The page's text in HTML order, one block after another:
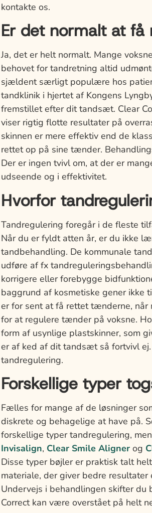
kontakte os.
Er det normalt at
Ja, det er helt normalt. Mange
behovet for tandretning altid
sjældent særligt populære hos
tandklinik i hjertet af Kongens
fremstillet efter dit tandsæt. Clear
viser rigtig flotte resultater på
skinnen er mere effektiv end de
rettet op på sine tænder.
Der er ingen tvivl om, at der er
udseende og i effektivitet.
Hvorfor
Tandregulering foregår i de fleste
Når du er fyldt atten år, er du ikke
tandbehandling. De kommunale
udføre af fx
korrigere eller forebygge
baggrund af kosmetiske gener ikke
er for sent at få rettet tænderne, når
for at regulere tænder på voksne.
form af usynlige plastskinner, som
er af ked af dit tandsæt så fortvivl
tandregulering.
Forskellige typer
Fælles for mange af de løsninger
diskrete og behagelige at have på.
forskellige typer tandregulering,
Invisalign, Clear Smile Aligner og
Disse typer bøjler er praktisk talt
materiale, der giver bedre
Undervejs i behandlingen skifter
Correct kan være overstået på helt